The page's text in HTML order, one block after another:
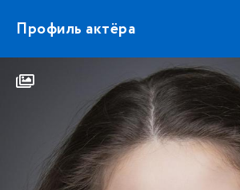
Профиль актёра